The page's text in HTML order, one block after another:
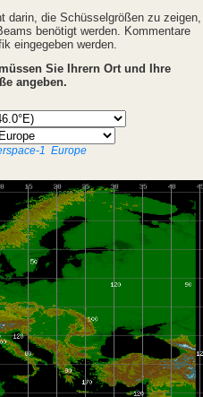
darin, die Schüsselgrößen zu zeigen,
benötigt werden. Kommentare
eingegeben werden.
Sie Ihrern Ort und Ihre
angeben.
1 Europe